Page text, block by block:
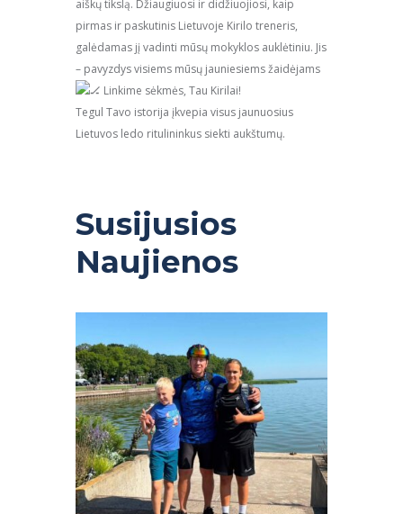
aiškų tikslą. Džiaugiuosi ir didžiuojiosi, kaip
pirmas ir paskutinis Lietuvoje Kirilo treneris,
galėdamas jį vadinti mūsų mokyklos auklėtiniu. Jis
– pavyzdys visiems mūsų jauniesiems žaidėjams
Linkime sėkmės, Tau Kirilai!
Tegul Tavo istorija įkvepia visus jaunuosius
Lietuvos ledo ritulininkus siekti aukštumų.
Susijusios
Naujienos